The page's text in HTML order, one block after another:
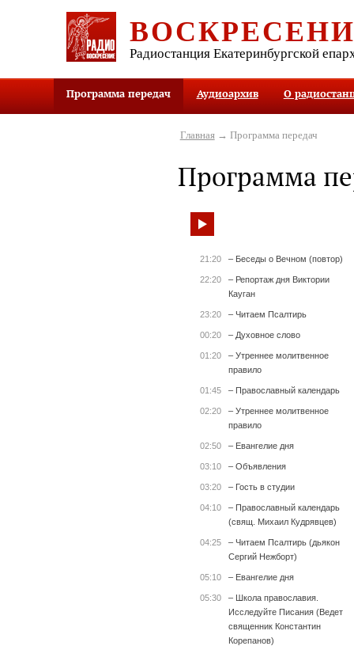
Радиостанция Екатеринбургской
Программа передач Аудиоархив О
Главная→ Программа передач
Программа
21:20 – Беседы о Вечном (повтор)
22:20
– Репортаж дня Виктории
Кауган
23:20 – Читаем Псалтирь
00:20 – Духовное слово
01:20
– Утреннее молитвенное
правило
01:45 – Православный календарь
02:20
– Утреннее молитвенное
правило
02:50 – Евангелие дня
03:10 – Объявления
03:20 – Гость в студии
04:10
– Православный календарь
(свящ. Михаил Кудрявцев)
04:25
– Читаем Псалтирь (дьякон
Сергий Нежборт)
05:10 – Евангелие дня
05:30
– Школа православия.
Исследуйте Писания (Ведет
священник Константин
Корепанов)